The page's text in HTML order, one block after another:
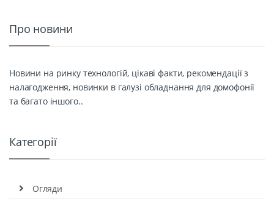
Про новини
Новини на ринку технологій, цікаві факти, рекомендації з
налагодження, новинки в галузі обладнання для домофонії
та багато іншого..
Категорії
Огляди